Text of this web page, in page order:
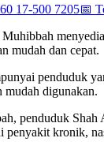
17-500 7205📅
mudah dan cepat.
penduduk
mudah digunakan.
penduduk
kronik,